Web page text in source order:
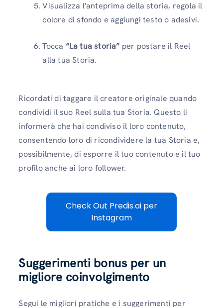
Visualizza l'anteprima della storia, regola il
colore di sfondo e aggiungi testo o adesivi.
Tocca “La tua storia” per postare il Reel
alla tua Storia.
Ricordati di taggare il creatore originale quando
condividi il suo Reel sulla tua Storia. Questo li
informerà che hai condiviso il loro contenuto,
consentendo loro di ricondividere la tua Storia e,
possibilmente, di esporre il tuo contenuto e il tuo
profilo anche ai loro follower.
Check Out Predis.ai per
Instagram
Suggerimenti bonus per un
migliore coinvolgimento
Segui le migliori pratiche e i suggerimenti per